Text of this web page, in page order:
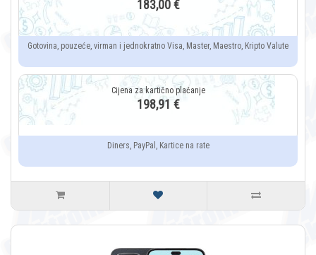
183,00 €
Gotovina, pouzeće, virman i jednokratno Visa, Master, Maestro, Kripto Valute
198,91 €
Diners, PayPal, Kartice na rate